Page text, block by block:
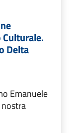
Delta
Emanuele